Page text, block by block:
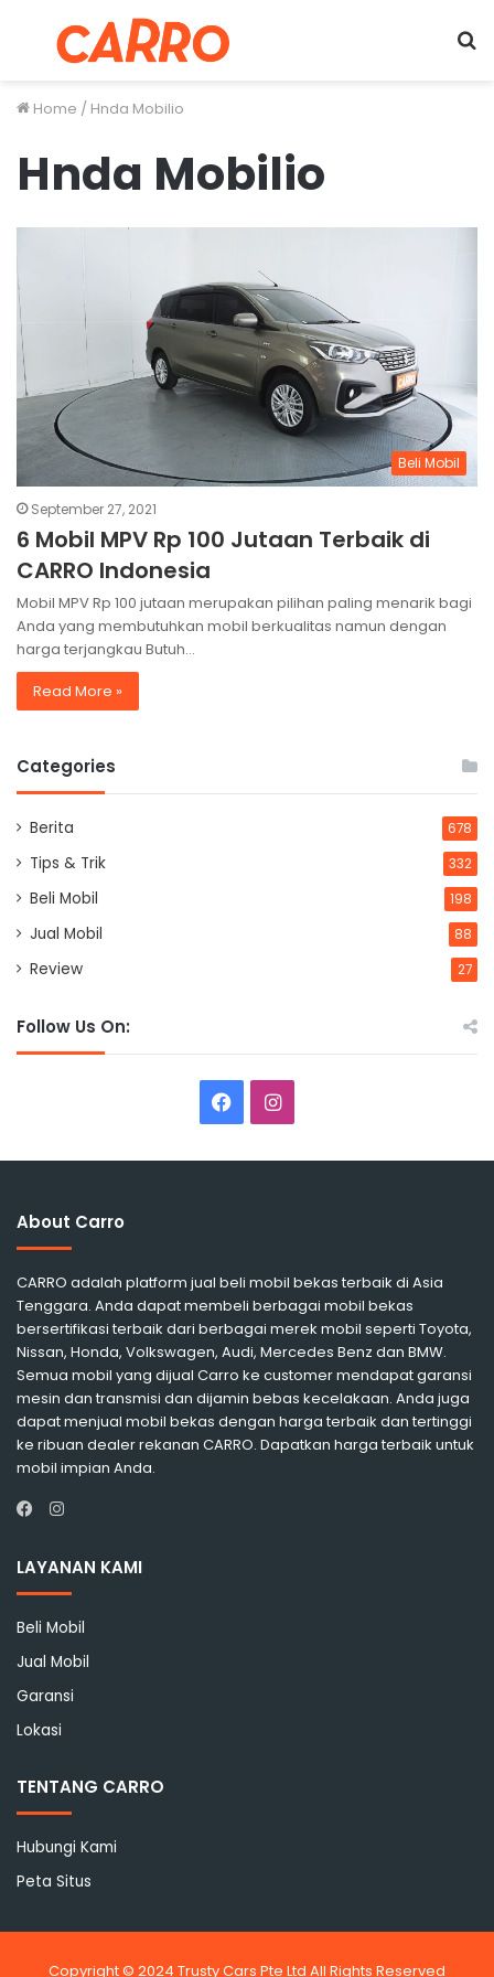
Menu
Home / Hnda Mobilio
Hnda Mobilio
Beli Mobil
September 27, 2021
6 Mobil MPV Rp 100 Jutaan Terbaik di
CARRO Indonesia
Mobil MPV Rp 100 jutaan merupakan pilihan paling menarik bagi
Anda yang membutuhkan mobil berkualitas namun dengan
harga terjangkau Butuh…
Read More »
Categories
Berita 678
Tips & Trik 332
Beli Mobil 198
Jual Mobil 88
Review 27
Follow Us On:
FacebookInstagram
About Carro
CARRO adalah platform jual beli mobil bekas terbaik di Asia
Tenggara. Anda dapat membeli berbagai mobil bekas
bersertifikasi terbaik dari berbagai merek mobil seperti Toyota,
Nissan, Honda, Volkswagen, Audi, Mercedes Benz dan BMW.
Semua mobil yang dijual Carro ke customer mendapat garansi
mesin dan transmisi dan dijamin bebas kecelakaan. Anda juga
dapat menjual mobil bekas dengan harga terbaik dan tertinggi
ke ribuan dealer rekanan CARRO. Dapatkan harga terbaik untuk
mobil impian Anda.
Instagram
LAYANAN KAMI
Beli Mobil
Jual Mobil
Garansi
Lokasi
TENTANG CARRO
Hubungi Kami
Peta Situs
Copyright © 2024 Trusty Cars Pte Ltd All Rights Reserved